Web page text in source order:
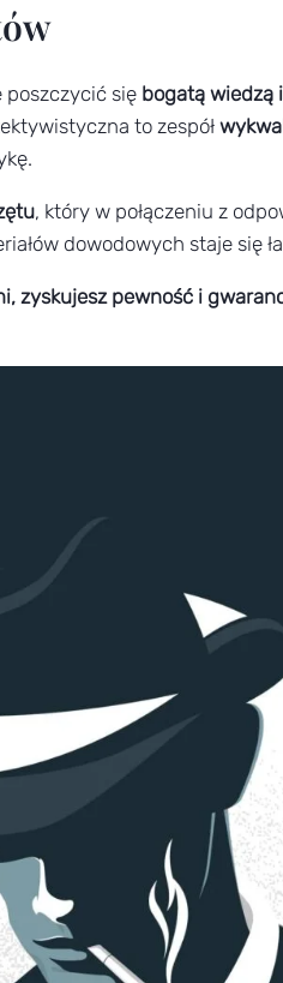
poszczycić się bogatą wiedzą
to zespół
, który w połączeniu z
dowodowych staje się
zyskujesz pewność i